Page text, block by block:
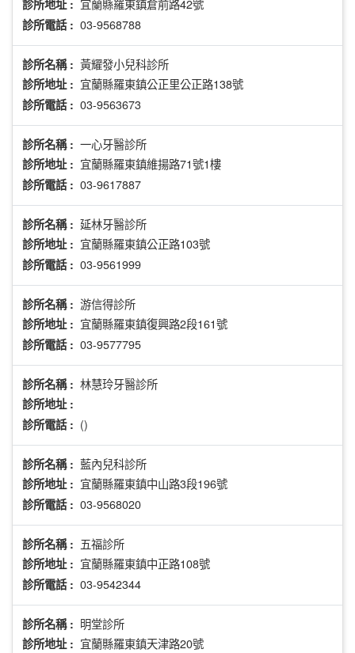
診所地址 : 宜蘭縣羅東鎮倉前路42號
診所電話 : 03-9568788
診所名稱 : 黃耀發小兒科診所
診所地址 : 宜蘭縣羅東鎮公正里公正路138號
診所電話 : 03-9563673
診所名稱 : 一心牙醫診所
診所地址 : 宜蘭縣羅東鎮維揚路71號1樓
診所電話 : 03-9617887
診所名稱 : 延林牙醫診所
診所地址 : 宜蘭縣羅東鎮公正路103號
診所電話 : 03-9561999
診所名稱 : 游信得診所
診所地址 : 宜蘭縣羅東鎮復興路2段161號
診所電話 : 03-9577795
診所名稱 : 林慧玲牙醫診所
診所地址 :
診所電話 : ()
診所名稱 : 藍內兒科診所
診所地址 : 宜蘭縣羅東鎮中山路3段196號
診所電話 : 03-9568020
診所名稱 : 五福診所
診所地址 : 宜蘭縣羅東鎮中正路108號
診所電話 : 03-9542344
診所名稱 : 明堂診所
診所地址 : 宜蘭縣羅東鎮天津路20號